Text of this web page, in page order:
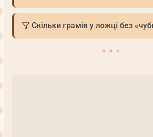
Скільки грамів у ложці без